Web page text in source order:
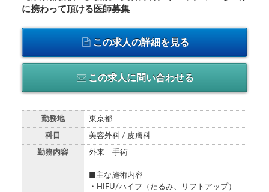
に携わって頂ける医師募集
この求人の詳細を見る
この求人に問い合わせる
勤務地 東京都
科目 美容外科 / 皮膚科
勤務内容 外来 手術
■主な施術内容
・HIFU/ハイフ（たるみ、リフトアップ）